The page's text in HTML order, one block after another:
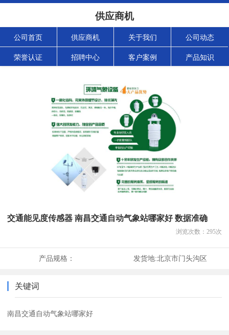
供应商机
公司首页 供应商机 关于我们 公司动态
荣誉认证 招聘中心 客户案例 产品知识
交通能见度传感器 南昌交通自动气象站哪家好 数据准确
浏览次数： 295次
产品规格： 发货地:北京市门头沟区
关键词
南昌交通自动气象站哪家好